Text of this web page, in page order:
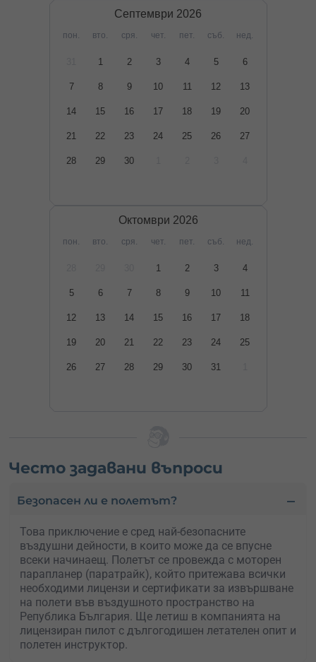
Септември 2026
пон. вто. сря. чет. пет. съб. нед.
1 2 3 4 5 6
7 8 9 10 11 12 13
14 15 16 17 18 19 20
21 22 23 24 25 26 27
28 29 30
Октомври 2026
пон. вто. сря. чет. пет. съб. нед.
1 2 3 4
5 6 7 8 9 10 11
12 13 14 15 16 17 18
19 20 21 22 23 24 25
26 27 28 29 30 31
Често задавани въпроси
Безопасен ли е полетът?
Това приключение е сред най-безопасните
въздушни дейности, в които може да се впусне
всеки начинаещ. Полетът се провежда с моторен
парапланер (паратрайк), който притежава всички
необходими лицензи и сертификати за извършване
на полети във въздушното пространство на
Република България. Ще летиш в компанията на
лицензиран пилот с дългогодишен летателен опит и
полетен инструктор.